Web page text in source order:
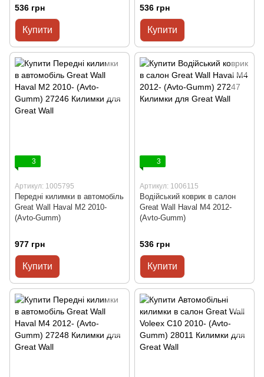
536 грн
Купити
536 грн
Купити
3
Артикул: 1005795
Передні килимки в автомобіль
Great Wall Haval M2 2010-
(Avto-Gumm)
977 грн
Купити
3
Артикул: 1006115
Водійський коврик в салон
Great Wall Haval M4 2012-
(Avto-Gumm)
536 грн
Купити